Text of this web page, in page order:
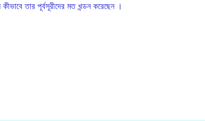
কীভাবে তার পূর্বসূরীদের মত খন্ডন করেছেন ।